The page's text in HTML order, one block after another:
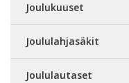
Joulukuuset
Joululahjasäkit
Joululautaset